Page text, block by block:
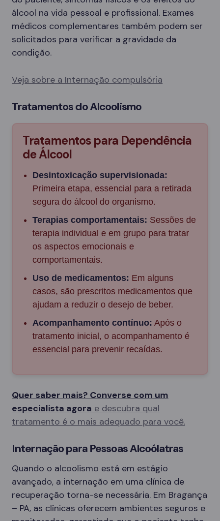
álcool na vida pessoal e profissional. Exames
médicos complementares também podem ser
solicitados para verificar a gravidade da
condição.
Veja sobre a Internação compulsória
Tratamentos do Alcoolismo
Tratamentos para Dependência
de Álcool
Desintoxicação supervisionada:
Primeira etapa, essencial para a retirada
segura do álcool do organismo.
Terapias comportamentais: Sessões de
terapia individual e em grupo para tratar
os aspectos emocionais e
comportamentais.
Uso de medicamentos: Em alguns
casos, são prescritos medicamentos que
ajudam a reduzir o desejo de beber.
Acompanhamento contínuo: Após o
tratamento inicial, o acompanhamento é
essencial para prevenir recaídas.
Quer saber mais? Converse com um
especialista agora e descubra qual
tratamento é o mais adequado para você.
Internação para Pessoas Alcoólatras
Quando o alcoolismo está em estágio
avançado, a internação em uma clínica de
recuperação torna-se necessária. Em Bragança
– PA, as clínicas oferecem ambientes seguros e